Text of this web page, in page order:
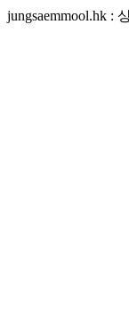
jungsaemmool.hk :